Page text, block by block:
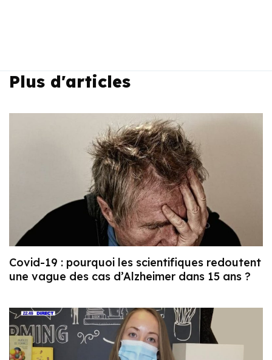
Plus d'articles
Covid-19 : pourquoi les scientifiques redoutent
une vague des cas d’Alzheimer dans 15 ans ?